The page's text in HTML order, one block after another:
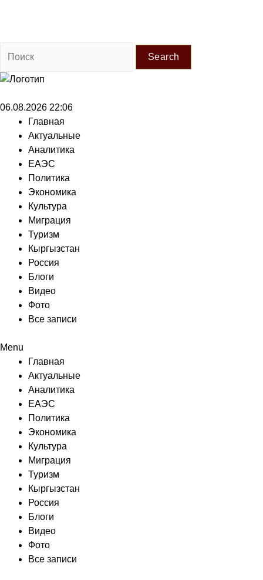
Search
06.08.2026 22:06
Главная
Актуальные
Аналитика
ЕАЭС
Политика
Экономика
Культура
Миграция
Туризм
Кыргызстан
Россия
Блоги
Видео
Фото
Все записи
Menu
Главная
Актуальные
Аналитика
ЕАЭС
Политика
Экономика
Культура
Миграция
Туризм
Кыргызстан
Россия
Блоги
Видео
Фото
Все записи